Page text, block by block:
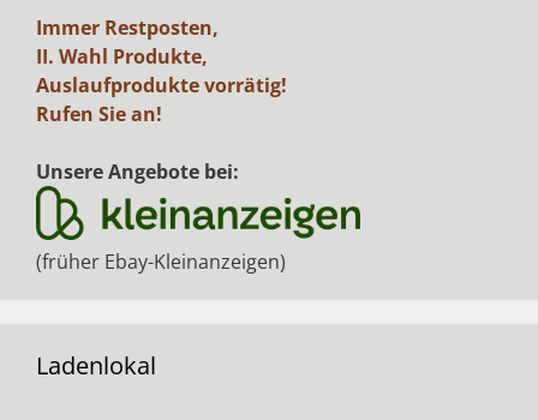
Immer Restposten,
II. Wahl Produkte,
Auslaufprodukte vorrätig!
Rufen Sie an!
Unsere Angebote bei:
(früher Ebay-Kleinanzeigen)
Ladenlokal